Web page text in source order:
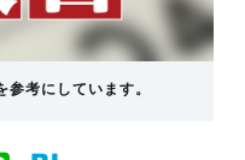
考にしています。